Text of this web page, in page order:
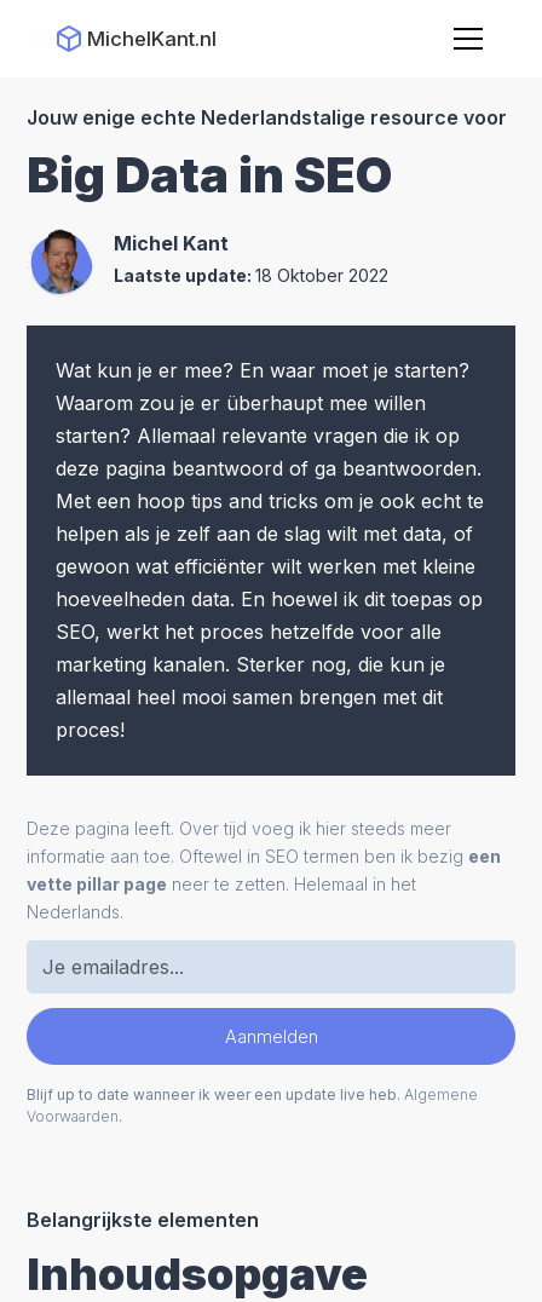
MichelKant.nl
Jouw enige echte Nederlandstalige resource voor
Big Data in SEO
Michel Kant
Laatste update:18 Oktober 2022
Wat kun je er mee? En waar moet je starten?
Waarom zou je er überhaupt mee willen
starten? Allemaal relevante vragen die ik op
deze pagina beantwoord of ga beantwoorden.
Met een hoop tips and tricks om je ook echt te
helpen als je zelf aan de slag wilt met data, of
gewoon wat efficiënter wilt werken met kleine
hoeveelheden data. En hoewel ik dit toepas op
SEO, werkt het proces hetzelfde voor alle
marketing kanalen. Sterker nog, die kun je
allemaal heel mooi samen brengen met dit
proces!
Deze pagina leeft. Over tijd voeg ik hier steeds meer
informatie aan toe. Oftewel in SEO termen ben ik bezig een
vette pillar page neer te zetten. Helemaal in het
Nederlands.
Blijf up to date wanneer ik weer een update live heb.Algemene
Voorwaarden.
Belangrijkste elementen
Inhoudsopgave